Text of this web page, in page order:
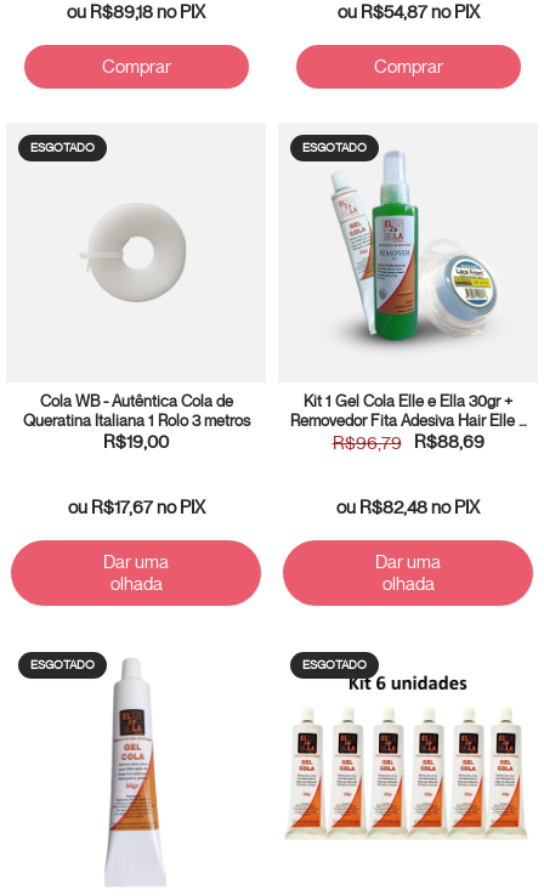
ou R$89,18no PIX
Comprar
ou R$54,87no PIX
Comprar
ESGOTADO
Cola WB - Autêntica Cola de
Queratina Italiana 1 Rolo 3 metros
R$19,00
ou R$17,67no PIX
Dar uma
olhada
ESGOTADO
Kit 1 Gel Cola Elle e Ella 30gr +
Removedor Fita Adesiva Hair Elle e
Ella 150ml + 1 Fita Adesiva Lace
R$96,79 R$88,69
ou R$82,48no PIX
Dar uma
olhada
ESGOTADO ESGOTADO